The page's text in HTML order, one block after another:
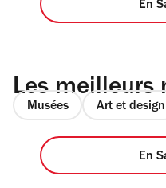
En
Les meilleurs
Musées Art et design
En